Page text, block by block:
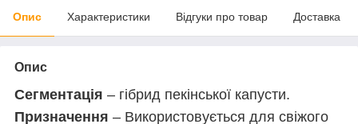
Опис Характеристики Відгуки про товар Доставка
Опис
Сегментація – гібрид пекінської капусти.
Призначення – Використовується для свіжого